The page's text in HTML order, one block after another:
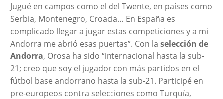
Jugué en campos como el del Twente, en países como
Serbia, Montenegro, Croacia… En España es
complicado llegar a jugar estas competiciones y a mi
Andorra me abrió esas puertas”. Con la selección de
Andorra, Orosa ha sido “internacional hasta la sub-
21; creo que soy el jugador con más partidos en el
fútbol base andorrano hasta la sub-21. Participé en
pre-europeos contra selecciones como Turquía,